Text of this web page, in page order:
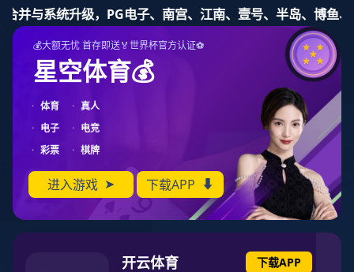
东升国际
东升国际 关于东升国际 产品 健康睡眠
东升国际东升国际
关于东升国际
产品中心
健康睡眠系统